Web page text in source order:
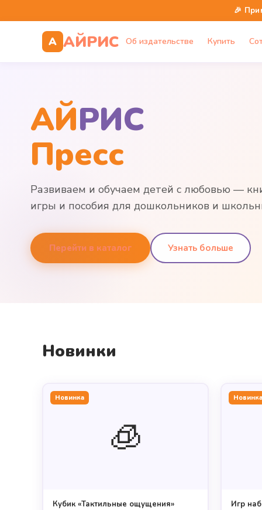
🎉
А АЙРИС Об издательстве Купить
АЙРИС
Пресс
Развиваем и обучаем детей с любовью —
игры и пособия для дошкольников и
Перейти в каталог Узнать больше
Новинки
🧊
Новинка
Кубик «Тактильные ощущения»
Новинка
Игр